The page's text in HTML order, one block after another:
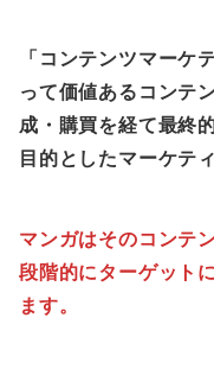
「コンテンツマーケ
って価値あるコンテ
成・購買を経て最終
目的としたマーケテ
マンガはそのコンテ
段階的にターゲット
ます。